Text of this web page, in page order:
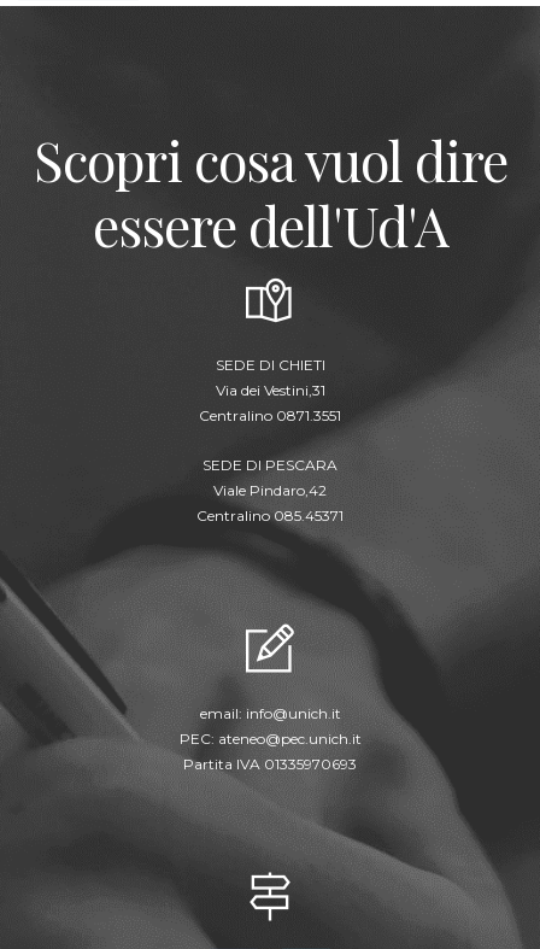
Scopri cosa vuol dire
essere dell'Ud'A
SEDE DI CHIETI
Via dei Vestini,31
Centralino 0871.3551
SEDE DI PESCARA
Viale Pindaro,42
Centralino 085.45371
email: info@unich.it
PEC: ateneo@pec.unich.it
Partita IVA 01335970693